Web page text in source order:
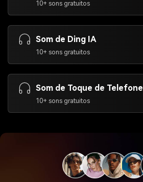
10+ sons gratuitos
Som de Ding IA
10+ sons gratuitos
Som de Toque de Telefone
10+ sons gratuitos